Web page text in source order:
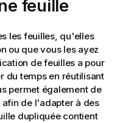
feuille
les feuilles, qu'elles
ou que vous les ayez
de feuilles a pour
du temps en réutilisant
permet également de
de l'adapter à des
dupliquée contient